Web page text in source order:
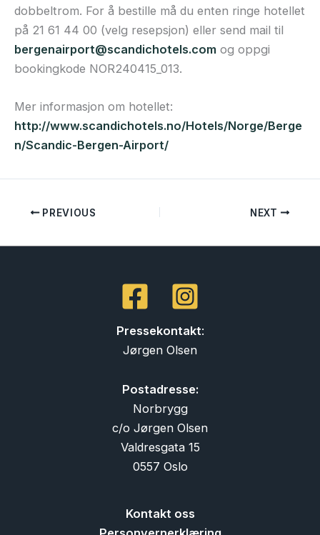
dobbeltrom. For å bestille må du enten ringe hotellet
på 21 61 44 00 (velg resepsjon) eller send mail til
bergenairport@scandichotels.com og oppgi
bookingkode NOR240415_013.
Mer informasjon om hotellet:
http://www.scandichotels.no/Hotels/Norge/Berge
n/Scandic-Bergen-Airport/
PREVIOUS NEXT
Pressekontakt:
Jørgen Olsen
Postadresse:
Norbrygg
c/o Jørgen Olsen
Valdresgata 15
0557 Oslo
Kontakt oss